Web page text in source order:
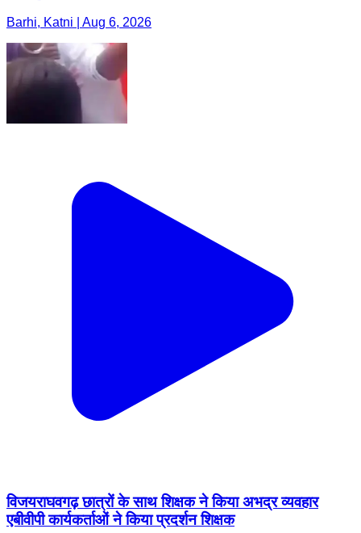
Barhi, Katni | Aug 6, 2026
विजयराघवगढ़ छात्रों के साथ शिक्षक ने किया अभद्र व्यवहार
एबीवीपी कार्यकर्ताओं ने किया प्रदर्शन शिक्षक